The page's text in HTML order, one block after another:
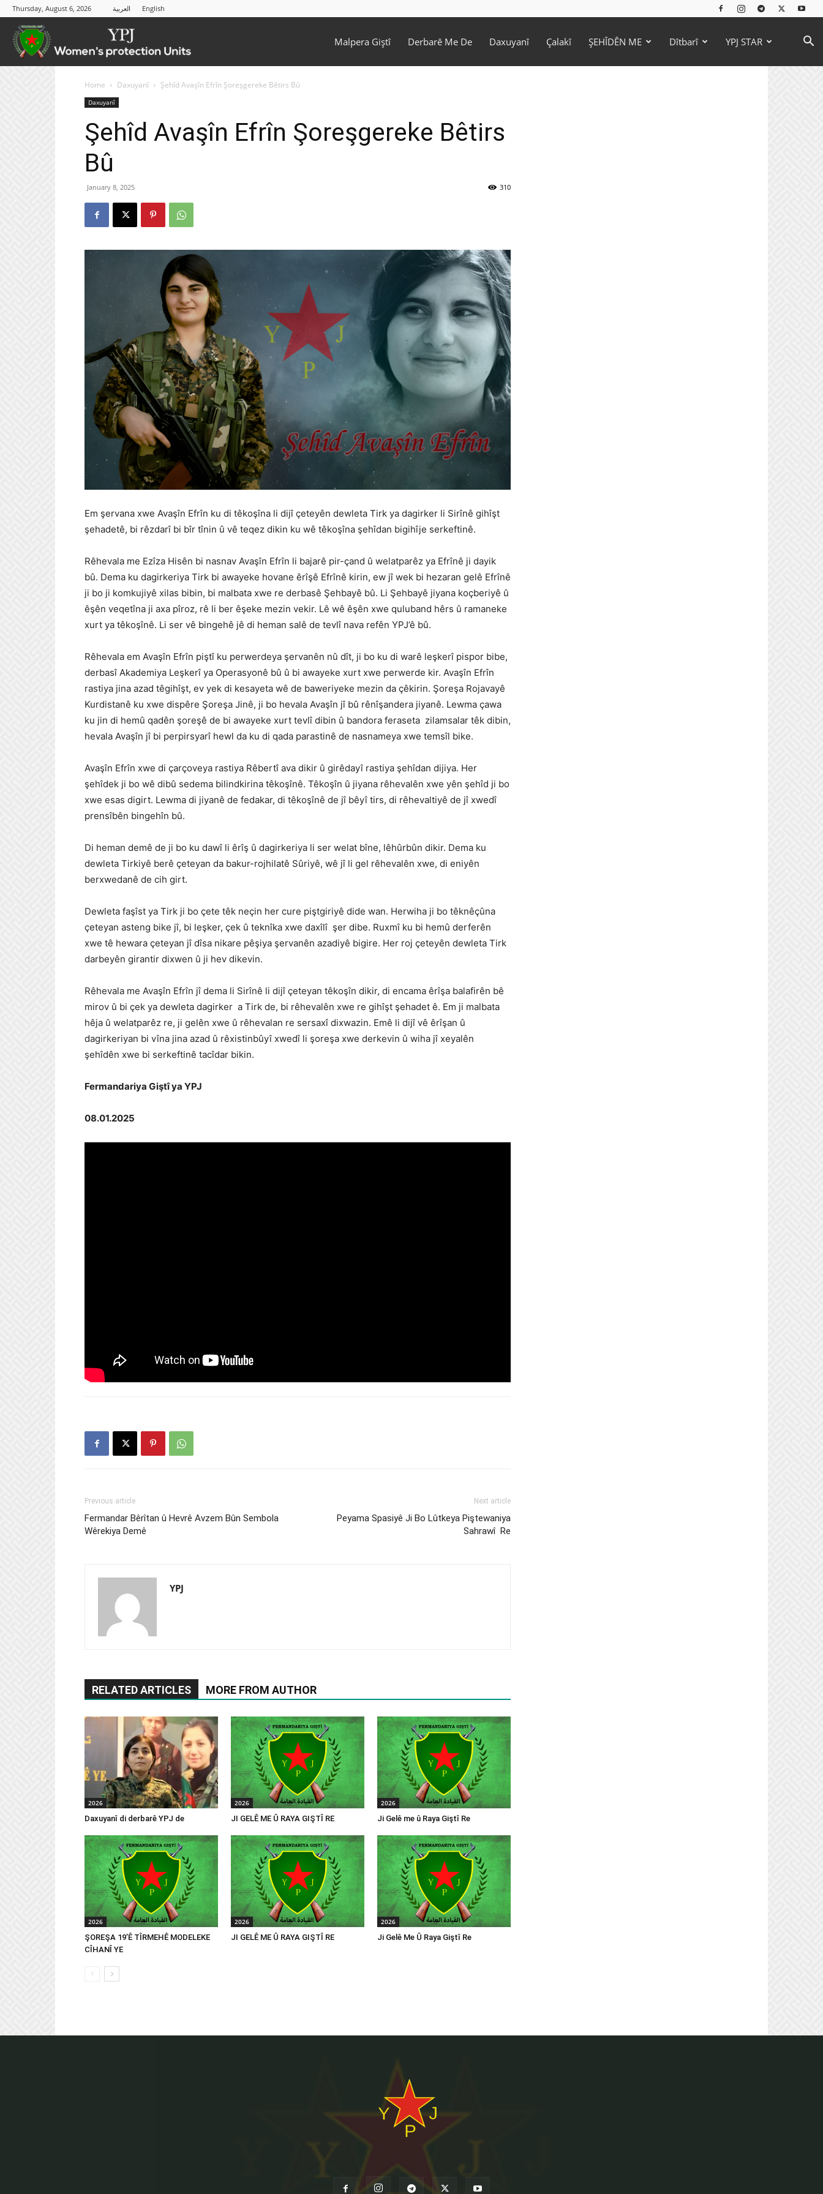
Thursday, August 6, 2026 العربية English
Malpera Giştî Derbarê Me De Daxuyanî Çalakî ŞEHÎDÊN ME Dîtbarî YPJ STAR
Home Daxuyanî Şehîd Avaşîn Efrîn Şoreşgereke Bêtirs Bû
Daxuyanî
Şehîd Avaşîn Efrîn Şoreşgereke Bêtirs
Bû
January 8, 2025 310
Em şervana xwe Avaşîn Efrîn ku di têkoşîna li dijî çeteyên dewleta Tirk ya dagirker li Sirînê gihîşt
şehadetê, bi rêzdarî bi bîr tînin û vê teqez dikin ku wê têkoşîna şehîdan bigihîje serkeftinê.
Rêhevala me Ezîza Hisên bi nasnav Avaşîn Efrîn li bajarê pir-çand û welatparêz ya Efrînê ji dayik
bû. Dema ku dagirkeriya Tirk bi awayeke hovane êrîşê Efrînê kirin, ew jî wek bi hezaran gelê Efrînê
ji bo ji komkujiyê xilas bibin, bi malbata xwe re derbasê Şehbayê bû. Li Şehbayê jiyana koçberiyê û
êşên veqetîna ji axa pîroz, rê li ber êşeke mezin vekir. Lê wê êşên xwe quluband hêrs û ramaneke
xurt ya têkoşînê. Li ser vê bingehê jê di heman salê de tevlî nava refên YPJ’ê bû.
Rêhevala em Avaşîn Efrîn piştî ku perwerdeya şervanên nû dît, ji bo ku di warê leşkerî pispor bibe,
derbasî Akademiya Leşkerî ya Operasyonê bû û bi awayeke xurt xwe perwerde kir. Avaşîn Efrîn
rastiya jina azad têgihîşt, ev yek di kesayeta wê de baweriyeke mezin da çêkirin. Şoreşa Rojavayê
Kurdistanê ku xwe dispêre Şoreşa Jinê, ji bo hevala Avaşîn jî bû rênîşandera jiyanê. Lewma çawa
ku jin di hemû qadên şoreşê de bi awayeke xurt tevlî dibin û bandora feraseta zilamsalar têk dibin,
hevala Avaşîn jî bi perpirsyarî hewl da ku di qada parastinê de nasnameya xwe temsîl bike.
Avaşîn Efrîn xwe di çarçoveya rastiya Rêbertî ava dikir û girêdayî rastiya şehîdan dijiya. Her
şehîdek ji bo wê dibû sedema bilindkirina têkoşînê. Têkoşîn û jiyana rêhevalên xwe yên şehîd ji bo
xwe esas digirt. Lewma di jiyanê de fedakar, di têkoşînê de jî bêyî tirs, di rêhevaltiyê de jî xwedî
prensîbên bingehîn bû.
Di heman demê de ji bo ku dawî li êrîş û dagirkeriya li ser welat bîne, lêhûrbûn dikir. Dema ku
dewleta Tirkiyê berê çeteyan da bakur-rojhilatê Sûriyê, wê jî li gel rêhevalên xwe, di eniyên
berxwedanê de cih girt.
Dewleta faşîst ya Tirk ji bo çete têk neçin her cure piştgiriyê dide wan. Herwiha ji bo têknêçûna
çeteyan asteng bike jî, bi leşker, çek û teknîka xwe daxîlî şer dibe. Ruxmî ku bi hemû derferên
xwe tê hewara çeteyan jî dîsa nikare pêşiya şervanên azadiyê bigire. Her roj çeteyên dewleta Tirk
darbeyên girantir dixwen û ji hev dikevin.
Rêhevala me Avaşîn Efrîn jî dema li Sirînê li dijî çeteyan têkoşîn dikir, di encama êrîşa balafirên bê
mirov û bi çek ya dewleta dagirker a Tirk de, bi rêhevalên xwe re gihîşt şehadet ê. Em ji malbata
hêja û welatparêz re, ji gelên xwe û rêhevalan re sersaxî dixwazin. Emê li dijî vê êrîşan û
dagirkeriyan bi vîna jina azad û rêxistinbûyî xwedî li şoreşa xwe derkevin û wiha jî xeyalên
şehîdên xwe bi serkeftinê tacîdar bikin.
Fermandariya Giştî ya YPJ
08.01.2025
Previous article
Fermandar Bêrîtan û Hevrê Avzem Bûn Sembola
Wêrekiya Demê
Next article
Peyama Spasiyê Ji Bo Lûtkeya Piştewaniya
Sahrawî Re
YPJ
RELATED ARTICLES MORE FROM AUTHOR
2026
Daxuyanî di derbarê YPJ de
2026
JI GELÊ ME Û RAYA GIŞTÎ RE
2026
Ji Gelê me û Raya Giştî Re
2026
ŞOREŞA 19’Ê TÎRMEHÊ MODELEKE
CÎHANÎ YE
2026
JI GELÊ ME Û RAYA GIŞTÎ RE
2026
Ji Gelê Me Û Raya Giştî Re